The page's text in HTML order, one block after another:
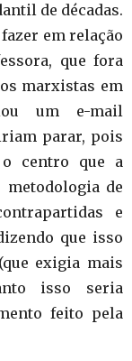
de décadas.
em relação
que fora
marxistas em
um e-mail
parar, pois
centro que a
de
e
que isso
exigia mais
isso seria
feito pela